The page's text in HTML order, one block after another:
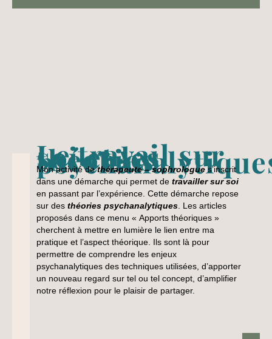
Le travail sur
soi et les
théories
Mon activité dethérapeute – sophrologues’inscrit
dans une démarche qui permet de travailler sur soi
en passant par l’expérience. Cette démarche repose
sur des théories psychanalytiques. Les articles
proposés dans ce menu « Apports théoriques »
cherchent à mettre en lumière le lien entre ma
pratique et l’aspect théorique. Ils sont là pour
permettre de comprendre les enjeux
psychanalytiques des techniques utilisées, d’apporter
un nouveau regard sur tel ou tel concept, d’amplifier
notre réflexion pour le plaisir de partager.